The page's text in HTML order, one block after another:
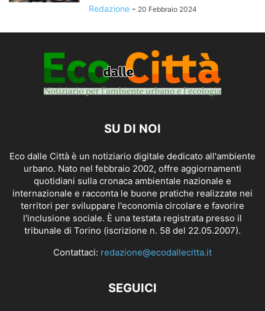
Redazione - 20 Febbraio 2024
SU DI NOI
Eco dalle Città è un notiziario digitale dedicato all'ambiente
urbano. Nato nel febbraio 2002, offre aggiornamenti
quotidiani sulla cronaca ambientale nazionale e
internazionale e racconta le buone pratiche realizzate nei
territori per sviluppare l'economia circolare e favorire
l'inclusione sociale. È una testata registrata presso il
tribunale di Torino (iscrizione n. 58 del 22.05.2007).
Contattaci: redazione@ecodallecitta.it
SEGUICI